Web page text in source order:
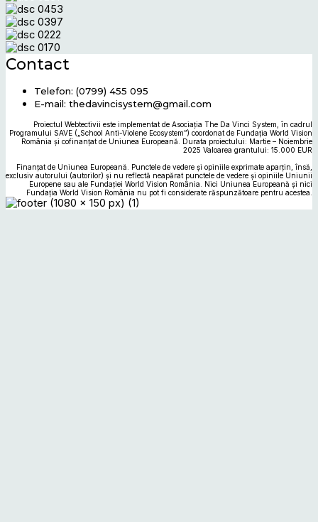
Contact
Telefon: (0799) 455 095
E-mail: thedavincisystem@gmail.com
Proiectul Webtectivii este implementat de Asociația The Da Vinci System, în cadrul
Programului SAVE („School Anti-Violene Ecosystem”) coordonat de Fundația World Vision
România și cofinanțat de Uniunea Europeană. Durata proiectului: Martie – Noiembrie
2025 Valoarea grantului: 15.000 EUR
Finanțat de Uniunea Europeană. Punctele de vedere și opiniile exprimate aparțin, însă,
exclusiv autorului (autorilor) și nu reflectă neapărat punctele de vedere și opiniile Uniunii
Europene sau ale Fundației World Vision România. Nici Uniunea Europeană și nici
Fundația World Vision România nu pot fi considerate răspunzătoare pentru acestea.